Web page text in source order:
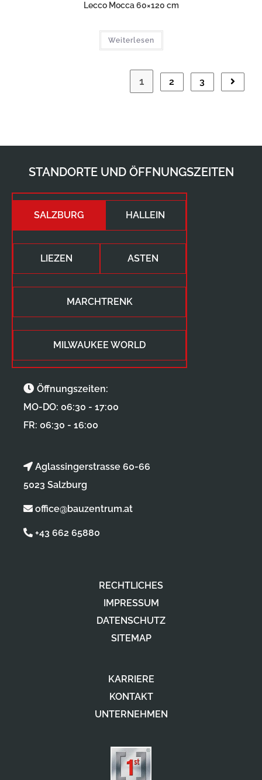
Lecco Mocca 60×120 cm
Weiterlesen
1 2 3
RECHTLICHES
IMPRESSUM
DATENSCHUTZ
SITEMAP
KARRIERE
KONTAKT
UNTERNEHMEN
STANDORTE UND ÖFFNUNGSZEITEN
SALZBURG HALLEIN
LIEZEN ASTEN
MARCHTRENK
MILWAUKEE WORLD
Aglassingerstrasse 60-66
5023 Salzburg
office@bauzentrum.at
+43 662 65880
Öffnungszeiten:
MO-DO: 06:30 - 17:00
FR: 06:30 - 16:00